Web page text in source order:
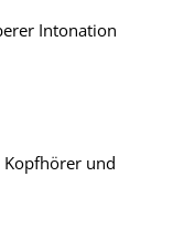
Intonation
Kopfhörer und